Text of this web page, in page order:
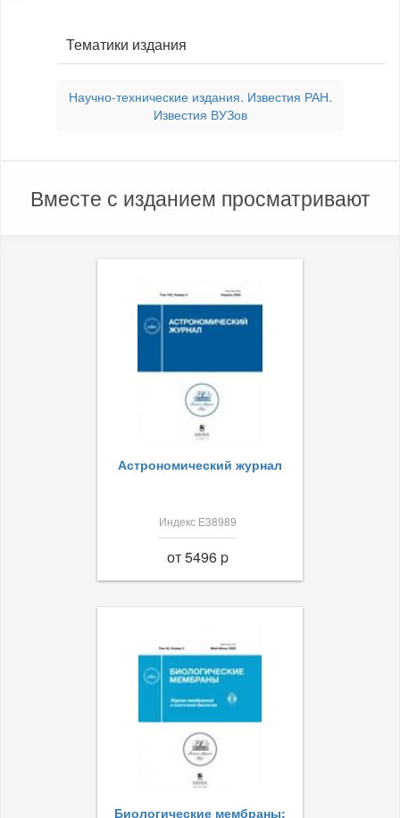
Тематики издания
Научно-технические издания. Известия РАН.
Известия ВУЗов
Вместе с изданием просматривают
Астрономический журнал
Индекс Е38989
от 5496 p
Биологические мембраны: